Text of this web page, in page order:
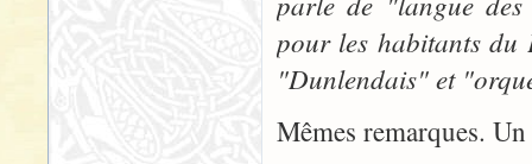
pour les habitants du
"Dunlendais" et
Mêmes remarques.